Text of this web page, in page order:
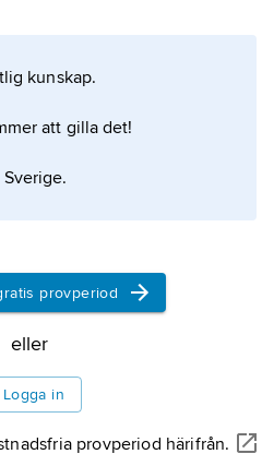
med breda
och
artikeln
kunskap.
att gilla det!
provperiod
eller
Logga in
provperiod härifrån.